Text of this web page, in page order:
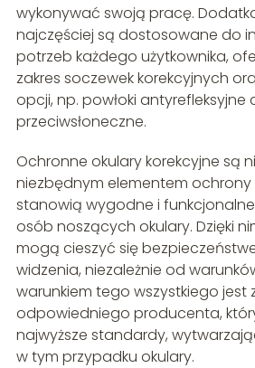
wykonywać swoją pracę.
najczęściej są dostosowane do
potrzeb każdego użytkownika,
zakres soczewek korekcyjnych
opcji, np. powłoki antyrefleksyjne
przeciwsłoneczne.
Ochronne okulary korekcyjne są
niezbędnym elementem ochrony
stanowią wygodne i
osób noszących okulary. Dzięki
mogą cieszyć się
widzenia, niezależnie od
warunkiem tego wszystkiego jest
odpowiedniego producenta,
najwyższe standardy,
w tym przypadku okulary.